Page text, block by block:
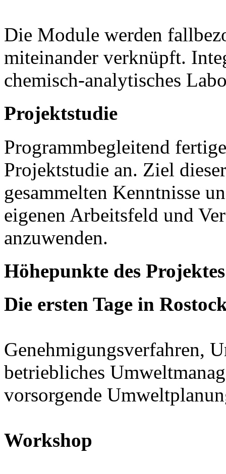
Die Module werden
miteinander verknüpft.
chemisch-analytisches
Projektstudie
Programmbegleitend
Projektstudie an. Ziel
gesammelten Kenntnisse
eigenen Arbeitsfeld und
anzuwenden.
Höhepunkte des Projektes
Die ersten Tage in
Genehmigungsverfahren,
betriebliches
vorsorgende
Workshop